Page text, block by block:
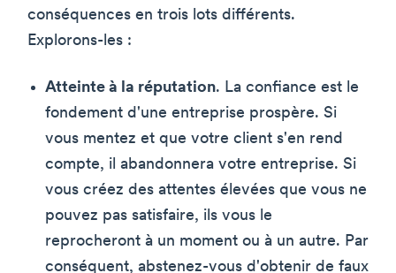
conséquences en trois lots différents.
Explorons-les :
Atteinte à la réputation. La confiance est le
fondement d'une entreprise prospère. Si
vous mentez et que votre client s'en rend
compte, il abandonnera votre entreprise. Si
vous créez des attentes élevées que vous ne
pouvez pas satisfaire, ils vous le
reprocheront à un moment ou à un autre. Par
conséquent, abstenez-vous d'obtenir de faux